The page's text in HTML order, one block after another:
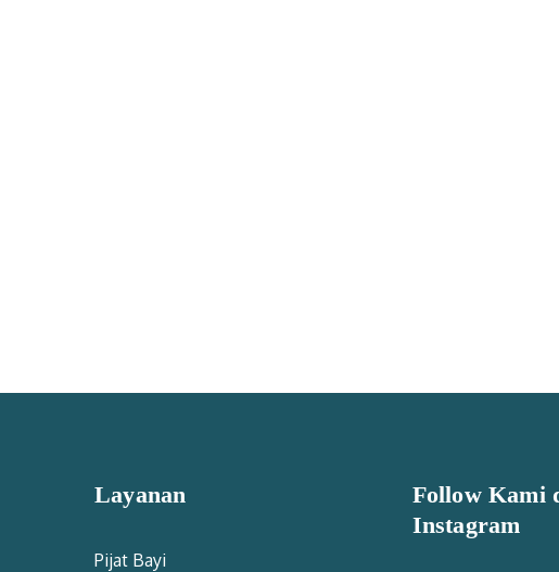
Layanan
Pijat Bayi
Follow Kami
Instagram